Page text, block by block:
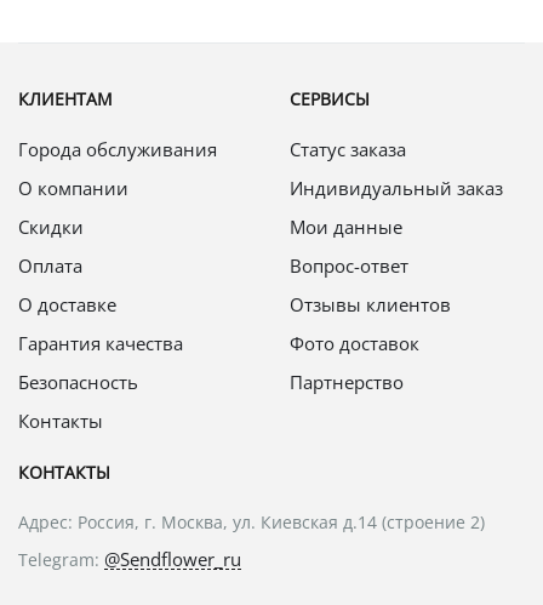
КЛИЕНТАМ
Города обслуживания
О компании
Скидки
Оплата
О доставке
Гарантия качества
Безопасность
Контакты
СЕРВИСЫ
Статус заказа
Индивидуальный заказ
Мои данные
Вопрос-ответ
Отзывы клиентов
Фото доставок
Партнерство
КОНТАКТЫ
Адрес: Россия, г. Москва, ул. Киевская д.14 (строение 2)
Telegram: @Sendflower_ru